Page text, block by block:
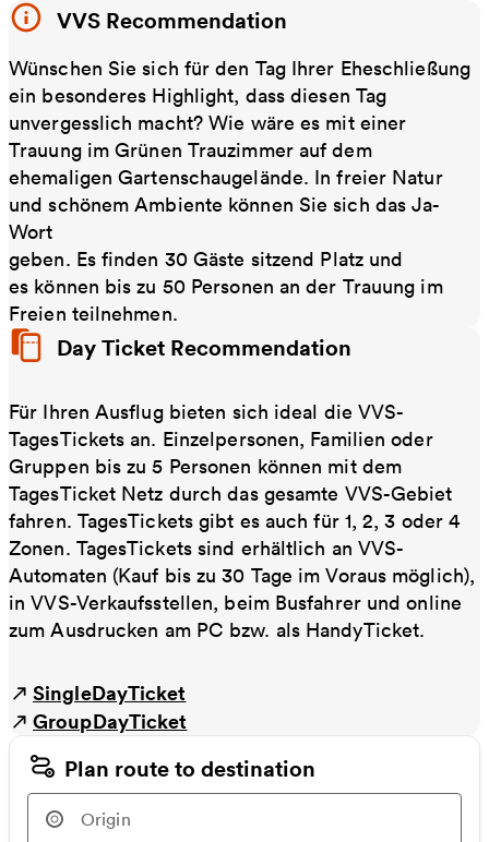
VVS Recommendation
Wünschen Sie sich für den Tag Ihrer Eheschließung
ein besonderes Highlight, dass diesen Tag
unvergesslich macht? Wie wäre es mit einer
Trauung im Grünen Trauzimmer auf dem
ehemaligen Gartenschaugelände. In freier Natur
und schönem Ambiente können Sie sich das Ja-
Wort
geben. Es finden 30 Gäste sitzend Platz und
es können bis zu 50 Personen an der Trauung im
Freien teilnehmen.
Day Ticket Recommendation
Für Ihren Ausflug bieten sich ideal die VVS-
TagesTickets an. Einzelpersonen, Familien oder
Gruppen bis zu 5 Personen können mit dem
TagesTicket Netz durch das gesamte VVS-Gebiet
fahren. TagesTickets gibt es auch für 1, 2, 3 oder 4
Zonen. TagesTickets sind erhältlich an VVS-
Automaten (Kauf bis zu 30 Tage im Voraus möglich),
in VVS-Verkaufsstellen, beim Busfahrer und online
zum Ausdrucken am PC bzw. als HandyTicket.
SingleDayTicket
GroupDayTicket
Plan route to destination